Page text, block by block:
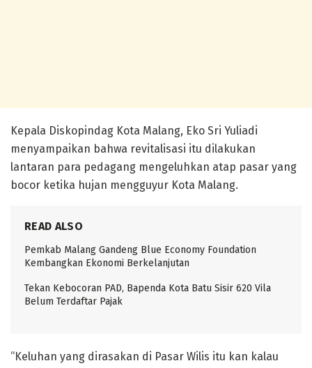
Kepala Diskopindag Kota Malang, Eko Sri Yuliadi
menyampaikan bahwa revitalisasi itu dilakukan
lantaran para pedagang mengeluhkan atap pasar yang
bocor ketika hujan mengguyur Kota Malang.
READ ALSO
Pemkab Malang Gandeng Blue Economy Foundation
Kembangkan Ekonomi Berkelanjutan
Tekan Kebocoran PAD, Bapenda Kota Batu Sisir 620 Vila
Belum Terdaftar Pajak
“Keluhan yang dirasakan di Pasar Wilis itu kan kalau